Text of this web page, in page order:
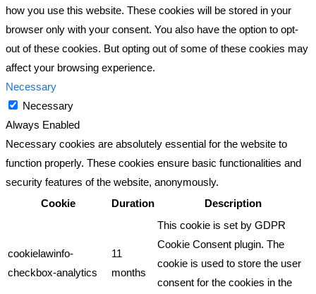
how you use this website. These cookies will be stored in your
browser only with your consent. You also have the option to opt-
out of these cookies. But opting out of some of these cookies may
affect your browsing experience.
Necessary
Necessary
Always Enabled
Necessary cookies are absolutely essential for the website to
function properly. These cookies ensure basic functionalities and
security features of the website, anonymously.
Cookie
Duration Description
cookielawinfo-
checkbox-analytics
11
months
This cookie is set by GDPR
Cookie Consent plugin. The
cookie is used to store the user
consent for the cookies in the